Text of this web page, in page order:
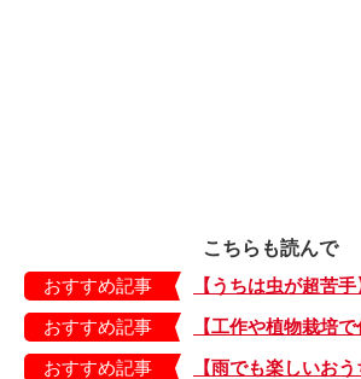
こちらも読んで
おすすめ記事
おすすめ記事
おすすめ記事